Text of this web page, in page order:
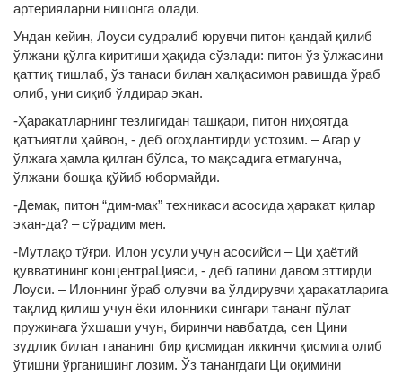
артерияларни нишонга олади.
Ундан кейин, Лоуси судралиб юрувчи питон қандай қилиб
ўлжани қўлга киритиши ҳақида сўзлади: питон ўз ўлжасини
қаттиқ тишлаб, ўз танаси билан халқасимон равишда ўраб
олиб, уни сиқиб ўлдирар экан.
-Ҳаракатларнинг тезлигидан ташқари, питон ниҳоятда
қатъиятли ҳайвон, - деб огоҳлантирди устозим. – Агар у
ўлжага ҳамла қилган бўлса, то мақсадига етмагунча,
ўлжани бошқа қўйиб юбормайди.
-Демак, питон “дим-мак” техникаси асосида ҳаракат қилар
экан-да? – сўрадим мен.
-Мутлақо тўғри. Илон усули учун асосийси – Ци ҳаётий
қувватининг концентраЦияси, - деб гапини давом эттирди
Лоуси. – Илоннинг ўраб олувчи ва ўлдирувчи ҳаракатларига
тақлид қилиш учун ёки илонники сингари тананг пўлат
пружинага ўхшаши учун, биринчи навбатда, сен Цини
зудлик билан тананинг бир қисмидан иккинчи қисмига олиб
ўтишни ўрганишинг лозим. Ўз танангдаги Ци оқимини